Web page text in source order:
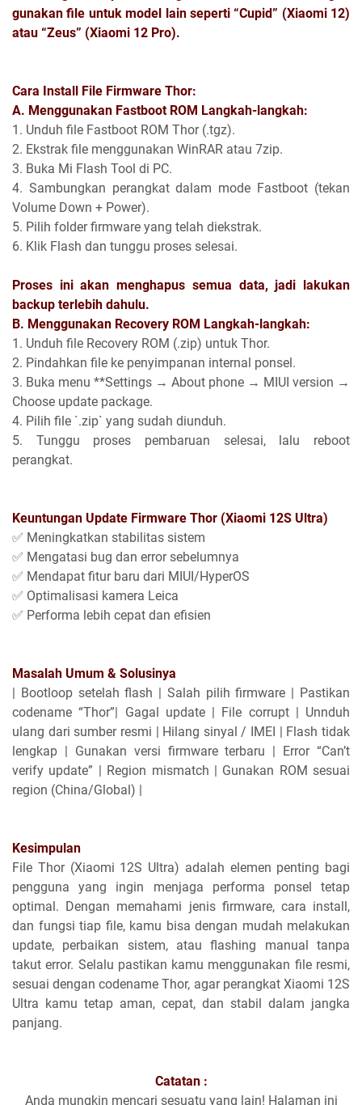
gunakan file untuk model lain seperti “Cupid” (Xiaomi 12)
atau “Zeus” (Xiaomi 12 Pro).
Cara Install File Firmware Thor:
A. Menggunakan Fastboot ROM Langkah-langkah:
1. Unduh file Fastboot ROM Thor (.tgz).
2. Ekstrak file menggunakan WinRAR atau 7zip.
3. Buka Mi Flash Tool di PC.
4. Sambungkan perangkat dalam mode Fastboot (tekan
Volume Down + Power).
5. Pilih folder firmware yang telah diekstrak.
6. Klik Flash dan tunggu proses selesai.
Proses ini akan menghapus semua data, jadi lakukan
backup terlebih dahulu.
B. Menggunakan Recovery ROM Langkah-langkah:
1. Unduh file Recovery ROM (.zip) untuk Thor.
2. Pindahkan file ke penyimpanan internal ponsel.
3. Buka menu **Settings → About phone → MIUI version →
Choose update package.
4. Pilih file `.zip` yang sudah diunduh.
5. Tunggu proses pembaruan selesai, lalu reboot
perangkat.
Keuntungan Update Firmware Thor (Xiaomi 12S Ultra)
✅ Meningkatkan stabilitas sistem
✅ Mengatasi bug dan error sebelumnya
✅ Mendapat fitur baru dari MIUI/HyperOS
✅ Optimalisasi kamera Leica
✅ Performa lebih cepat dan efisien
Masalah Umum & Solusinya
| Bootloop setelah flash | Salah pilih firmware | Pastikan
codename “Thor”| Gagal update | File corrupt | Unnduh
ulang dari sumber resmi | Hilang sinyal / IMEI | Flash tidak
lengkap | Gunakan versi firmware terbaru | Error “Can’t
verify update” | Region mismatch | Gunakan ROM sesuai
region (China/Global) |
Kesimpulan
File Thor (Xiaomi 12S Ultra) adalah elemen penting bagi
pengguna yang ingin menjaga performa ponsel tetap
optimal. Dengan memahami jenis firmware, cara install,
dan fungsi tiap file, kamu bisa dengan mudah melakukan
update, perbaikan sistem, atau flashing manual tanpa
takut error. Selalu pastikan kamu menggunakan file resmi,
sesuai dengan codename Thor, agar perangkat Xiaomi 12S
Ultra kamu tetap aman, cepat, dan stabil dalam jangka
panjang.
Catatan :
Anda mungkin mencari sesuatu yang lain! Halaman ini